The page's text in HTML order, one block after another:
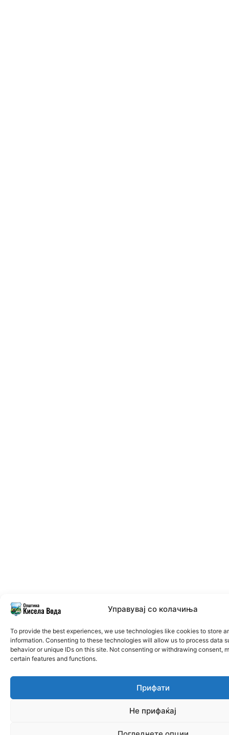
Управувај со колачиња
To provide the best experiences, we use technologies like cookies to store
information. Consenting to these technologies will allow us to process data
behavior or unique IDs on this site. Not consenting or withdrawing consent,
certain features and functions.
Прифати
Не прифаќај